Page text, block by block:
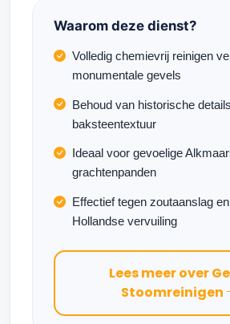
Waarom deze dienst?
Volledig chemievrij reinigen
monumentale gevels
Behoud van historische
baksteentextuur
Ideaal voor gevoelige
grachtenpanden
Effectief tegen zoutaanslag
Hollandse vervuiling
Lees meer over
Stoomreinigen